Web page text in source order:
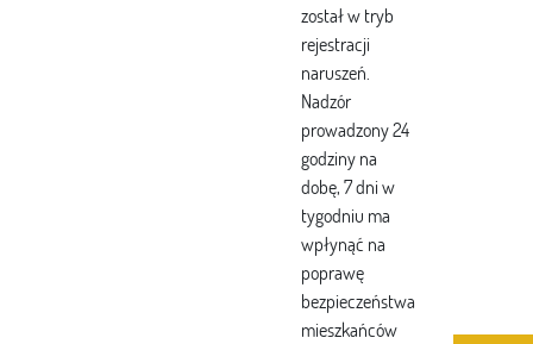
został w tryb
rejestracji
naruszeń.
Nadzór
prowadzony 24
godziny na
dobę, 7 dni w
tygodniu ma
wpłynąć na
poprawę
bezpieczeństwa
mieszkańców